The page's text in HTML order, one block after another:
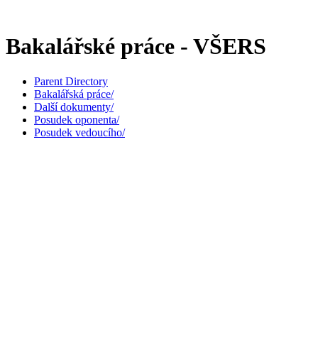
Bakalářské práce - VŠERS
Parent Directory
Bakalářská práce/
Další dokumenty/
Posudek oponenta/
Posudek vedoucího/